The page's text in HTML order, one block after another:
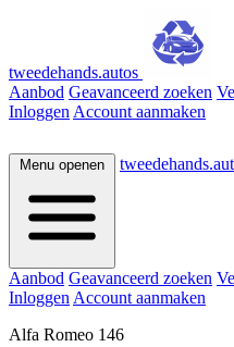
tweedehands.autos
Aanbod Geavanceerd zoeken
Inloggen Account aanmaken
Menu openen
Aanbod Geavanceerd zoeken
Inloggen Account aanmaken
Alfa Romeo 146